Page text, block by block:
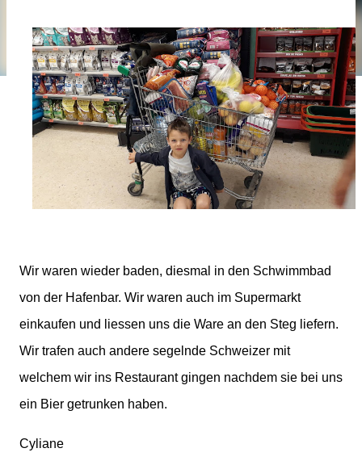
Wir waren wieder baden, diesmal in den Schwimmbad
von der Hafenbar. Wir waren auch im Supermarkt
einkaufen und liessen uns die Ware an den Steg liefern.
Wir trafen auch andere segelnde Schweizer mit
welchem wir ins Restaurant gingen nachdem sie bei uns
ein Bier getrunken haben.
Cyliane